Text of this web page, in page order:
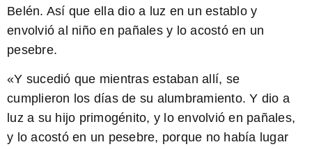
Belén. Así que ella dio a luz en un establo y
envolvió al niño en pañales y lo acostó en un
pesebre.
«Y sucedió que mientras estaban allí, se
cumplieron los días de su alumbramiento. Y dio a
luz a su hijo primogénito, y lo envolvió en pañales,
y lo acostó en un pesebre, porque no había lugar